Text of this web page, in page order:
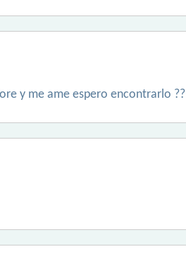
y me ame espero encontrarlo